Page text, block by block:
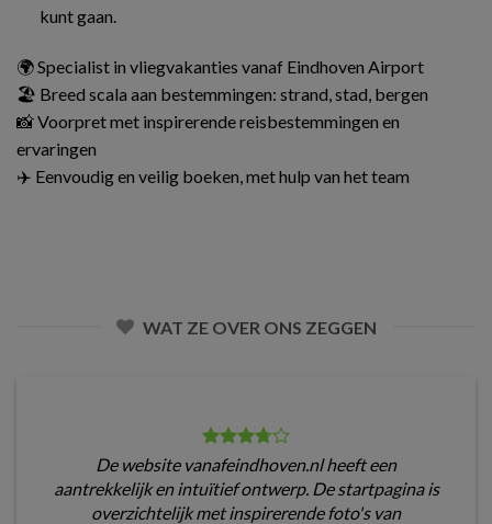
kunt gaan.
🌍 Specialist in vliegvakanties vanaf Eindhoven Airport
🏖️ Breed scala aan bestemmingen: strand, stad, bergen
📸 Voorpret met inspirerende reisbestemmingen en
ervaringen
✈️ Eenvoudig en veilig boeken, met hulp van het team
WAT ZE OVER ONS ZEGGEN
De website vanafeindhoven.nl heeft een
aantrekkelijk en intuïtief ontwerp. De startpagina is
overzichtelijk met inspirerende foto's van